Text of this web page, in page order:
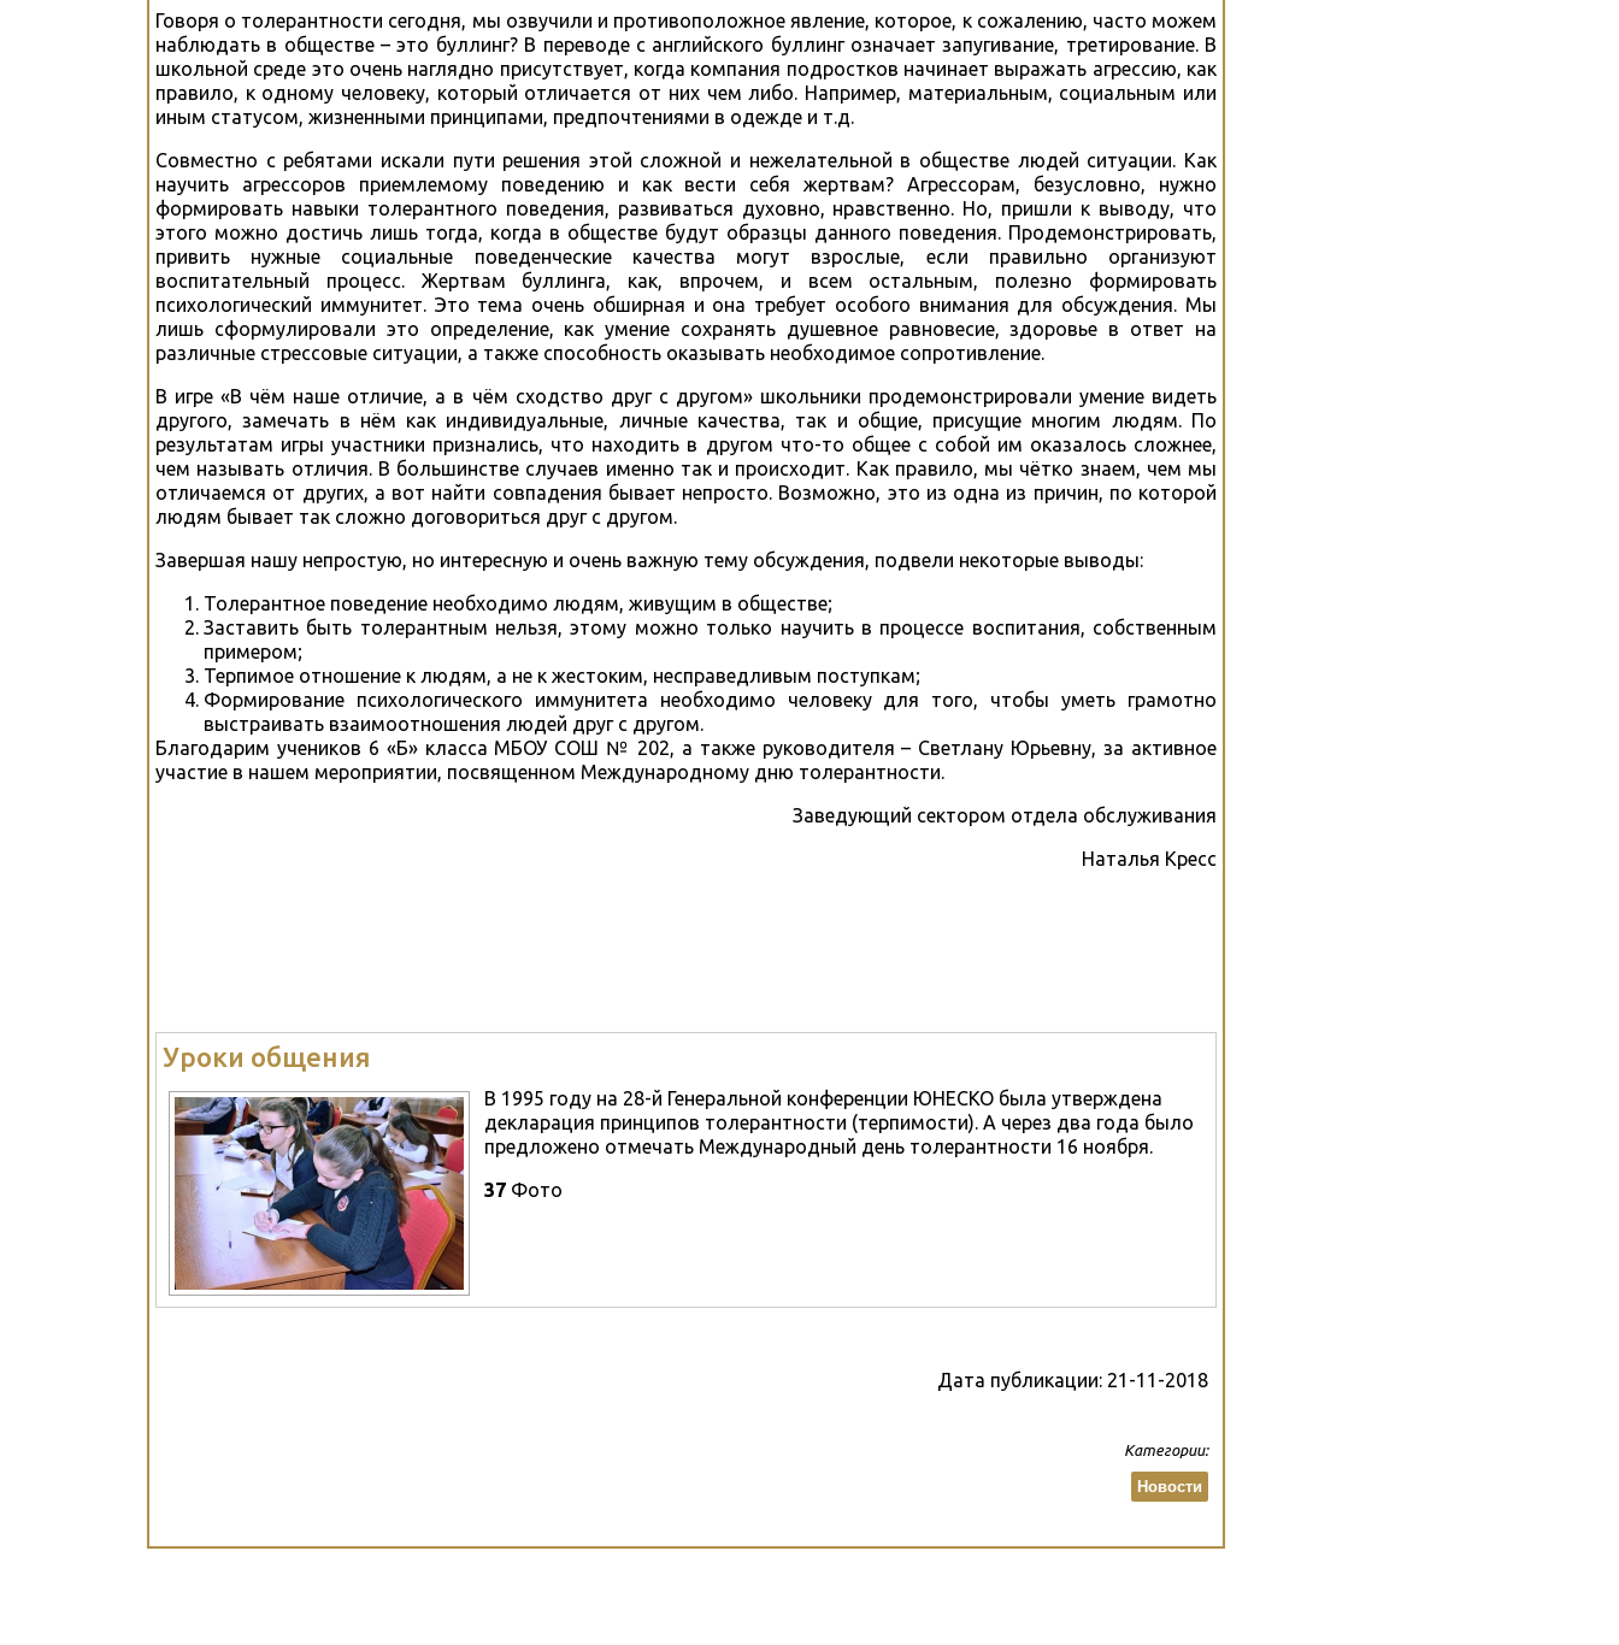
Говоря о толерантности сегодня, мы озвучили и противоположное явление, которое, к сожалению, часто можем
наблюдать в обществе – это буллинг? В переводе с английского буллинг означает запугивание, третирование. В
школьной среде это очень наглядно присутствует, когда компания подростков начинает выражать агрессию, как
правило, к одному человеку, который отличается от них чем либо. Например, материальным, социальным или
иным статусом, жизненными принципами, предпочтениями в одежде и т.д.
Совместно с ребятами искали пути решения этой сложной и нежелательной в обществе людей ситуации. Как
научить агрессоров приемлемому поведению и как вести себя жертвам? Агрессорам, безусловно, нужно
формировать навыки толерантного поведения, развиваться духовно, нравственно. Но, пришли к выводу, что
этого можно достичь лишь тогда, когда в обществе будут образцы данного поведения. Продемонстрировать,
привить нужные социальные поведенческие качества могут взрослые, если правильно организуют
воспитательный процесс. Жертвам буллинга, как, впрочем, и всем остальным, полезно формировать
психологический иммунитет. Это тема очень обширная и она требует особого внимания для обсуждения. Мы
лишь сформулировали это определение, как умение сохранять душевное равновесие, здоровье в ответ на
различные стрессовые ситуации, а также способность оказывать необходимое сопротивление.
В игре «В чём наше отличие, а в чём сходство друг с другом» школьники продемонстрировали умение видеть
другого, замечать в нём как индивидуальные, личные качества, так и общие, присущие многим людям. По
результатам игры участники признались, что находить в другом что-то общее с собой им оказалось сложнее,
чем называть отличия. В большинстве случаев именно так и происходит. Как правило, мы чётко знаем, чем мы
отличаемся от других, а вот найти совпадения бывает непросто. Возможно, это из одна из причин, по которой
людям бывает так сложно договориться друг с другом.
Завершая нашу непростую, но интересную и очень важную тему обсуждения, подвели некоторые выводы:
Толерантное поведение необходимо людям, живущим в обществе;
Заставить быть толерантным нельзя, этому можно только научить в процессе воспитания, собственным
примером;
Терпимое отношение к людям, а не к жестоким, несправедливым поступкам;
Формирование психологического иммунитета необходимо человеку для того, чтобы уметь грамотно
выстраивать взаимоотношения людей друг с другом.
Благодарим учеников 6 «Б» класса МБОУ СОШ № 202, а также руководителя – Светлану Юрьевну, за активное
участие в нашем мероприятии, посвященном Международному дню толерантности.
Заведующий сектором отдела обслуживания
Наталья Кресс
Уроки общения
В 1995 году на 28-й Генеральной конференции ЮНЕСКО была утверждена
декларация принципов толерантности (терпимости). А через два года было
предложено отмечать Международный день толерантности 16 ноября.
37 Фото
Дата публикации: 21-11-2018
Категории:
Новости